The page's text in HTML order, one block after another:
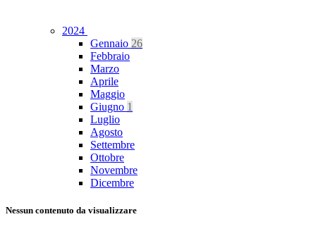
2024
Gennaio 26
Febbraio
Marzo
Aprile
Maggio
Giugno 1
Luglio
Agosto
Settembre
Ottobre
Novembre
Dicembre
Nessun contenuto da visualizzare